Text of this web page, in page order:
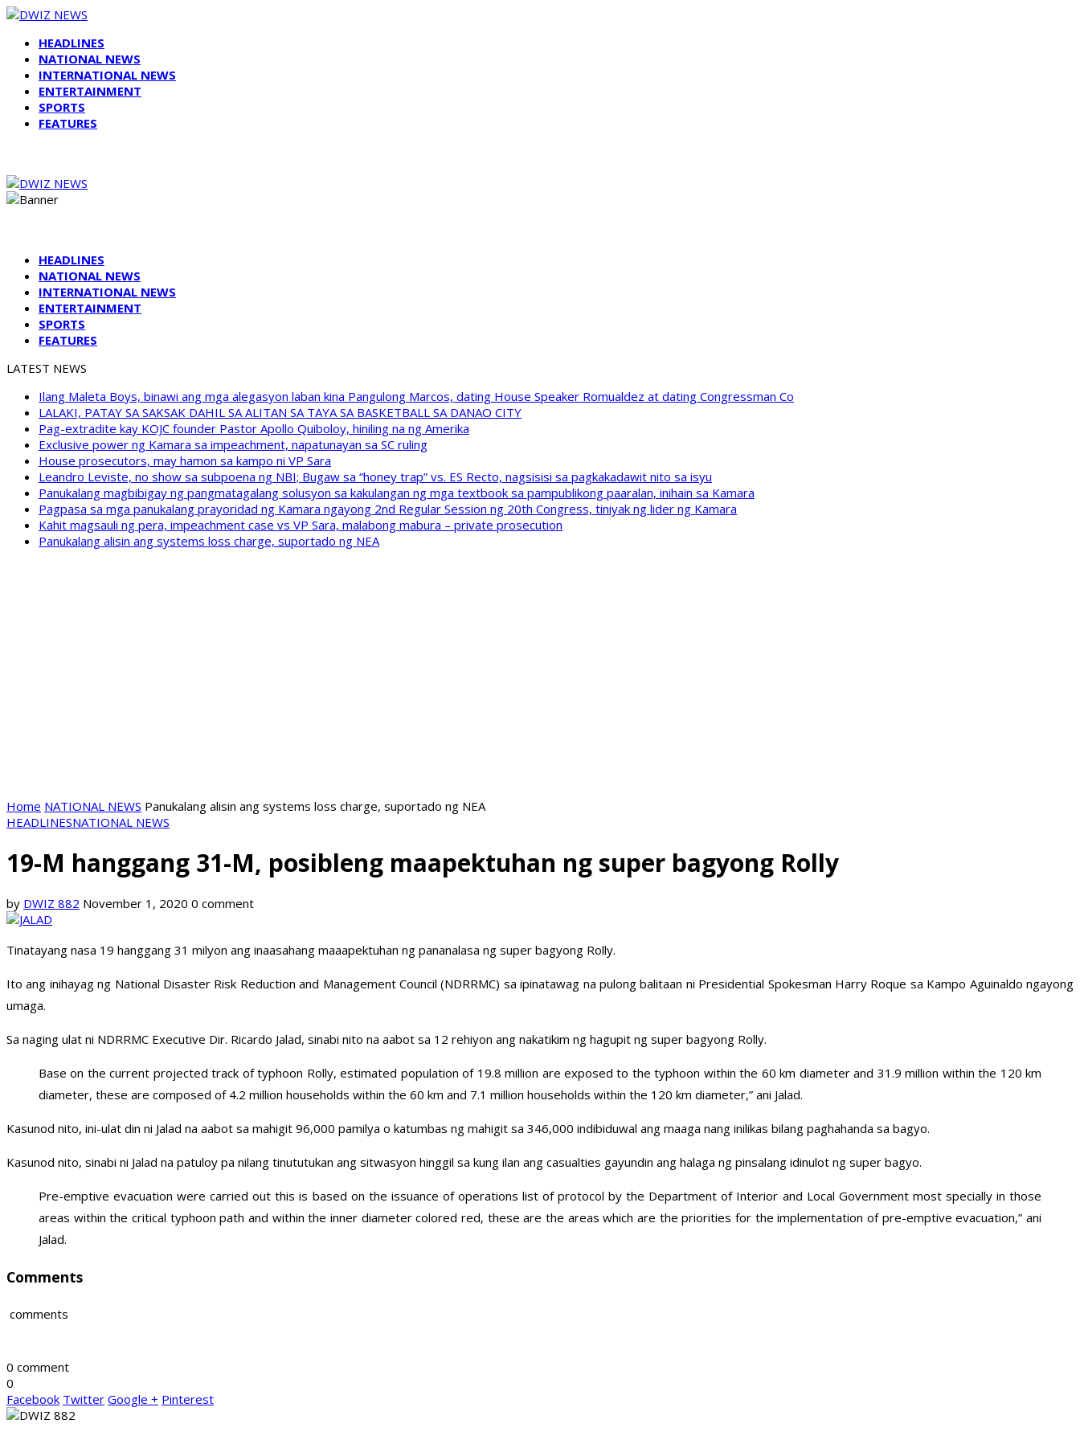
HEADLINES
NATIONAL NEWS
INTERNATIONAL NEWS
ENTERTAINMENT
SPORTS
FEATURES
HEADLINES
NATIONAL NEWS
INTERNATIONAL NEWS
ENTERTAINMENT
SPORTS
FEATURES
LATEST NEWS
Ilang Maleta Boys, binawi ang mga alegasyon laban kina Pangulong Marcos, dating House Speaker Romualdez at dating Congressman Co
LALAKI, PATAY SA SAKSAK DAHIL SA ALITAN SA TAYA SA BASKETBALL SA DANAO CITY
Pag-extradite kay KOJC founder Pastor Apollo Quiboloy, hiniling na ng Amerika
Exclusive power ng Kamara sa impeachment, napatunayan sa SC ruling
House prosecutors, may hamon sa kampo ni VP Sara
Leandro Leviste, no show sa subpoena ng NBI; Bugaw sa “honey trap” vs. ES Recto, nagsisisi sa pagkakadawit nito sa isyu
Panukalang magbibigay ng pangmatagalang solusyon sa kakulangan ng mga textbook sa pampublikong paaralan, inihain sa Kamara
Pagpasa sa mga panukalang prayoridad ng Kamara ngayong 2nd Regular Session ng 20th Congress, tiniyak ng lider ng Kamara
Kahit magsauli ng pera, impeachment case vs VP Sara, malabong mabura – private prosecution
Panukalang alisin ang systems loss charge, suportado ng NEA
Home NATIONAL NEWS Panukalang alisin ang systems loss charge, suportado ng NEA
HEADLINESNATIONAL NEWS
19-M hanggang 31-M, posibleng maapektuhan ng super bagyong Rolly
by DWIZ 882 November 1, 2020 0 comment
Tinatayang nasa 19 hanggang 31 milyon ang inaasahang maaapektuhan ng pananalasa ng super bagyong Rolly.
Ito ang inihayag ng National Disaster Risk Reduction and Management Council (NDRRMC) sa ipinatawag na pulong balitaan ni Presidential Spokesman Harry Roque sa Kampo Aguinaldo ngayong
umaga.
Sa naging ulat ni NDRRMC Executive Dir. Ricardo Jalad, sinabi nito na aabot sa 12 rehiyon ang nakatikim ng hagupit ng super bagyong Rolly.
Base on the current projected track of typhoon Rolly, estimated population of 19.8 million are exposed to the typhoon within the 60 km diameter and 31.9 million within the 120 km
diameter, these are composed of 4.2 million households within the 60 km and 7.1 million households within the 120 km diameter,” ani Jalad.
Kasunod nito, ini-ulat din ni Jalad na aabot sa mahigit 96,000 pamilya o katumbas ng mahigit sa 346,000 indibiduwal ang maaga nang inilikas bilang paghahanda sa bagyo.
Kasunod nito, sinabi ni Jalad na patuloy pa nilang tinututukan ang sitwasyon hinggil sa kung ilan ang casualties gayundin ang halaga ng pinsalang idinulot ng super bagyo.
Pre-emptive evacuation were carried out this is based on the issuance of operations list of protocol by the Department of Interior and Local Government most specially in those
areas within the critical typhoon path and within the inner diameter colored red, these are the areas which are the priorities for the implementation of pre-emptive evacuation,” ani
Jalad.
Comments
comments
0 comment
0
Facebook Twitter Google + Pinterest